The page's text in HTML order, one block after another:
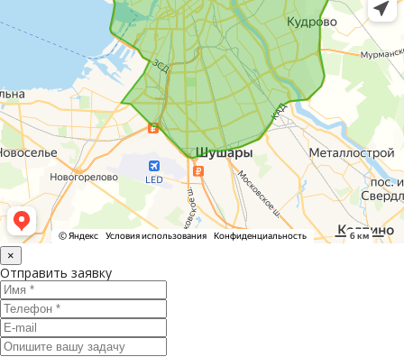
×
Отправить заявку